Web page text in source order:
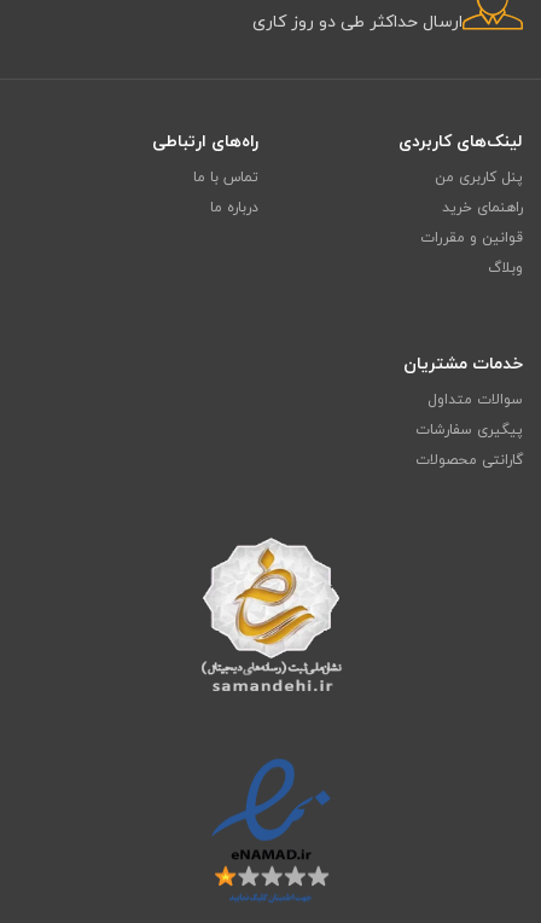
ارسال حداکثر طی دو روز کاری
لینک‌های کاربردی
پنل کاربری من
راهنمای خرید
قوانین و مقررات
وبلاگ
راه‌های ارتباطی
تماس با ما
درباره ما
خدمات مشتریان
سوالات متداول
پیگیری سفارشات
گارانتی محصولات